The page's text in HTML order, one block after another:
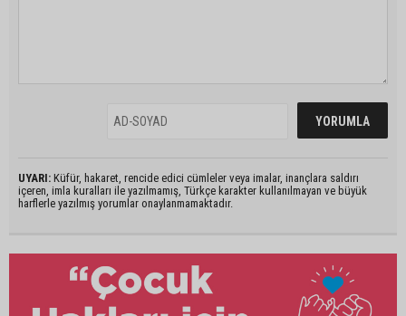
UYARI: Küfür, hakaret, rencide edici cümleler veya imalar, inançlara saldırı
içeren, imla kuralları ile yazılmamış, Türkçe karakter kullanılmayan ve büyük
harflerle yazılmış yorumlar onaylanmamaktadır.